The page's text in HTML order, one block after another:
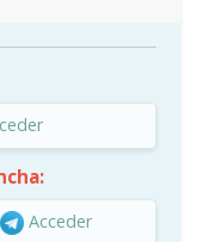
Acceder